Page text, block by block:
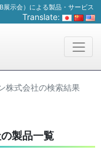
示会）による製品・サービス
Translate:
株式会社の検索結果
製品一覧